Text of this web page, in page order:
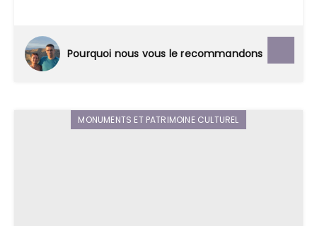
la crème de marjolaine.
Pourquoi nous vous le recommandons
MONUMENTS ET PATRIMOINE CULTUREL